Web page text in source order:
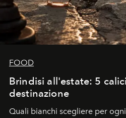
FOOD
Brindisi all'estate: 5
destinazione
Quali bianchi scegliere per